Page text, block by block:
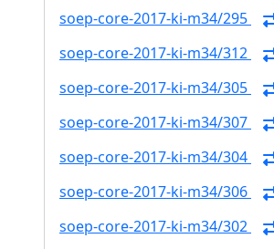
soep-core-2017-ki-m34/295
soep-core-2017-ki-m34/312
soep-core-2017-ki-m34/305
soep-core-2017-ki-m34/307
soep-core-2017-ki-m34/304
soep-core-2017-ki-m34/306
soep-core-2017-ki-m34/302